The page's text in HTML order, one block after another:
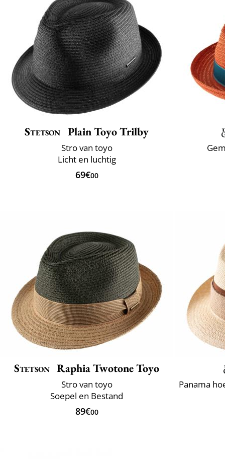
Stetson Plain Toyo Trilby
Stro van toyo
Licht en luchtig
69€00
Stetson Raphia Twotone Toyo
Stro van toyo
Soepel en Bestand
89€00